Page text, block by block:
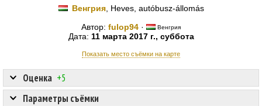
Венгрия, Heves, autóbusz-állomás
Автор: fulop94 · Венгрия
Дата: 11 марта 2017 г., суббота
Показать место съёмки на карте
Оценка +5
Параметры съёмки